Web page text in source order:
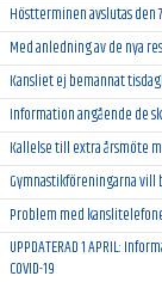
Höstterminen avslutas den
Med anledning av de nya
Kansliet ej bemannat
Information angående de
Kallelse till extra årsmöte
Gymnastikföreningarna
Problem med
UPPDATERAD 1 APRIL:
COVID-19